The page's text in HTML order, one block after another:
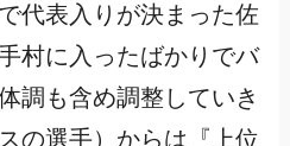
代表入りが決まった佐
村に入ったばかりでバ
調も含め調整していき
の選手）からは『上位